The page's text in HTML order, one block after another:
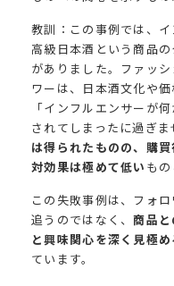
教訓：この事例では、
高級日本酒という商品
がありました。ファッ
ワーは、日本酒文化や
「インフルエンサーが
されてしまったに過ぎま
は得られたものの、購
対効果は極めて低い も
この失敗事例は、フォ
追うのではなく、商品
と興味関心を深く見極
ています。